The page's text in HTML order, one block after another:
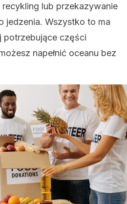
lub przekazywanie
jedzenia. Wszystko to ma
potrzebujące części
napełnić oceanu bez